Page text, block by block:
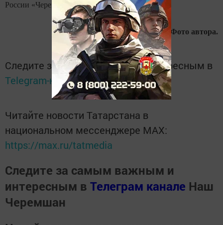
России «Черемшанский»).
Фото автора.
Следите за самым важным и интересным в
Telegram-канале Татмедиа
Читайте новости Татарстана в
национальном мессенджере MАХ:
https://max.ru/tatmedia
Следите за самым важным и
интересным в Телеграм канале Наш
Черемшан